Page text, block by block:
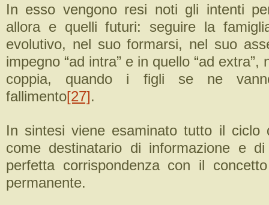
In esso vengono resi noti gli intenti
allora e quelli futuri: seguire la
evolutivo, nel suo formarsi, nel suo
impegno “ad intra” e in quello “ad extra”,
coppia, quando i figli se ne
fallimento[27].
In sintesi viene esaminato tutto il ciclo
come destinatario di informazione e
perfetta corrispondenza con il
permanente.